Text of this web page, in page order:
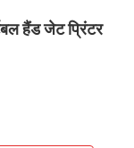
हैंड जेट प्रिंटर